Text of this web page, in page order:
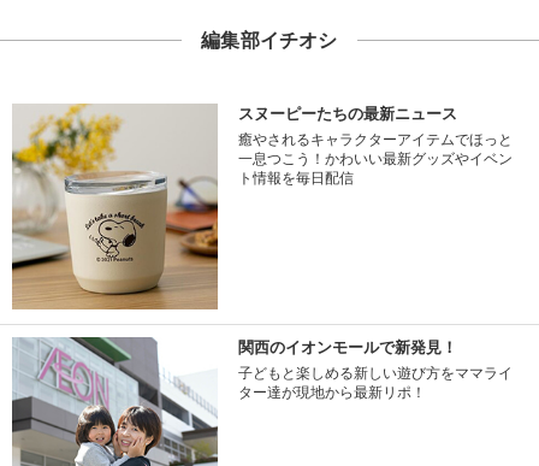
編集部イチオシ
スヌーピーたちの最新ニュース
癒やされるキャラクターアイテムでほっと
一息つこう！かわいい最新グッズやイベン
ト情報を毎日配信
関西のイオンモールで新発見！
子どもと楽しめる新しい遊び方をママライ
ター達が現地から最新リポ！